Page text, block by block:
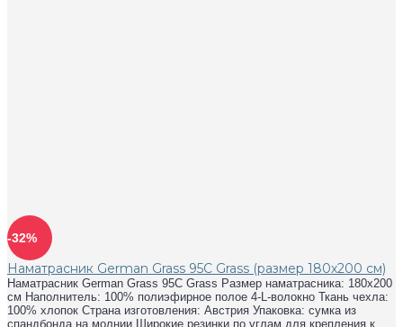
-32%
Наматрасник German Grass 95C Grass (размер 180х200 см)
Наматрасник German Grass 95C Grass Размер наматрасника: 180х200
см Наполнитель: 100% полиэфирное полое 4-L-волокно Ткань чехла:
100% хлопок Страна изготовления: Австрия Упаковка: сумка из
спандбонда на молнии Широкие резинки по углам для крепления к